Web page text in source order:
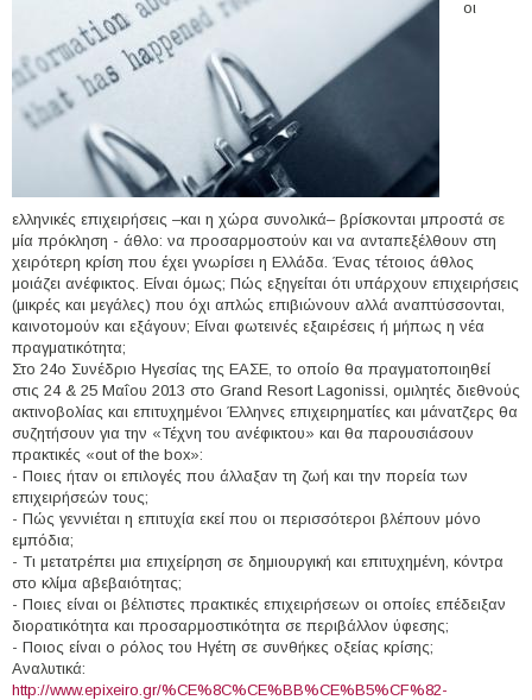
οι
ελληνικές επιχειρήσεις –και η χώρα συνολικά– βρίσκονται μπροστά σε
μία πρόκληση - άθλο: να προσαρμοστούν και να ανταπεξέλθουν στη
χειρότερη κρίση που έχει γνωρίσει η Ελλάδα. Ένας τέτοιος άθλος
μοιάζει ανέφικτος. Είναι όμως; Πώς εξηγείται ότι υπάρχουν επιχειρήσεις
(μικρές και μεγάλες) που όχι απλώς επιβιώνουν αλλά αναπτύσσονται,
καινοτομούν και εξάγουν; Είναι φωτεινές εξαιρέσεις ή μήπως η νέα
πραγματικότητα;
Στο 24ο Συνέδριο Ηγεσίας της ΕΑΣΕ, το οποίο θα πραγματοποιηθεί
στις 24 & 25 Μαΐου 2013 στο Grand Resort Lagonissi, ομιλητές διεθνούς
ακτινοβολίας και επιτυχημένοι Έλληνες επιχειρηματίες και μάνατζερς θα
συζητήσουν για την «Τέχνη του ανέφικτου» και θα παρουσιάσουν
πρακτικές «out of the box»:
- Ποιες ήταν οι επιλογές που άλλαξαν τη ζωή και την πορεία των
επιχειρήσεών τους;
- Πώς γεννιέται η επιτυχία εκεί που οι περισσότεροι βλέπουν μόνο
εμπόδια;
- Τι μετατρέπει μια επιχείρηση σε δημιουργική και επιτυχημένη, κόντρα
στο κλίμα αβεβαιότητας;
- Ποιες είναι οι βέλτιστες πρακτικές επιχειρήσεων οι οποίες επέδειξαν
διορατικότητα και προσαρμοστικότητα σε περιβάλλον ύφεσης;
- Ποιος είναι ο ρόλος του Ηγέτη σε συνθήκες οξείας κρίσης;
Αναλυτικά:
http://www.epixeiro.gr/%CE%8C%CE%BB%CE%B5%CF%82-